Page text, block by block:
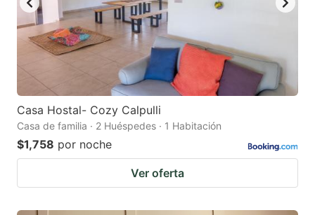
Casa Hostal- Cozy Calpulli
Casa de familia · 2 Huéspedes · 1 Habitación
$1,758 por noche
Ver oferta